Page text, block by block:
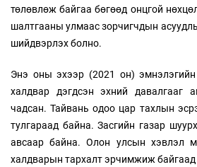
төлөвлөж байгаа бөгөөд онцгой
шалтгааны улмаас зорчигчдын
шийдвэрлэх болно.
Энэ оны эхээр (2021 он)
халдвар дэгдсэн эхний давалгааг
чадсан. Тайвань одоо цар тахлын
тулгараад байна. Засгийн газар
авсаар байна. Олон улсын хэвлэл
халдварын тархалт эрчимжиж